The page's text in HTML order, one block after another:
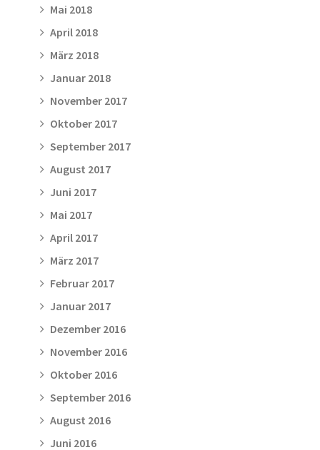
Mai 2018
April 2018
März 2018
Januar 2018
November 2017
Oktober 2017
September 2017
August 2017
Juni 2017
Mai 2017
April 2017
März 2017
Februar 2017
Januar 2017
Dezember 2016
November 2016
Oktober 2016
September 2016
August 2016
Juni 2016